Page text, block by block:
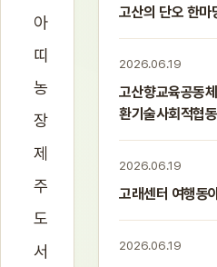
아
띠
농
장
제
주
도
서
고산의 단오 한마
2026.06.19
고산향교육공동
환기술사회적협
2026.06.19
고래센터 여행동
2026.06.19